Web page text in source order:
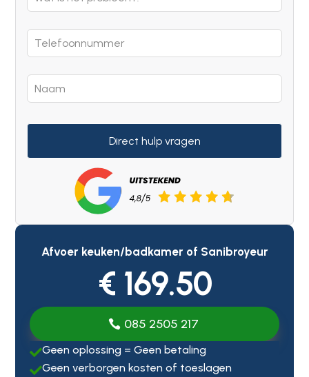
Direct hulp vragen
Afvoer keuken/badkamer of Sanibroyeur
€ 169.50
085 2505 217
Geen oplossing = Geen betaling
Geen verborgen kosten of toeslagen